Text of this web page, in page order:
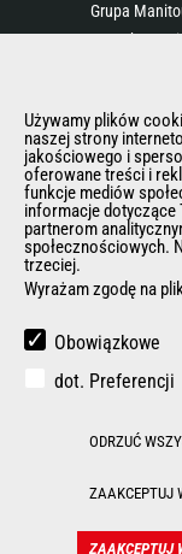
Grupa
Kontakt
Aktualności
Historia
General
Polityka Rodo
INNE STRONY
Manitou Group
Used
Gehl
© 2026
Używamy plików
naszej strony
jakościowego i
oferowane treści i
funkcje mediów
informacje dotyczące
partnerom
społecznościowych.
trzeciej.
Wyrażam zgodę na
Obowiązkowe
dot. Preferencji
ODRZUĆ
ZAAKCEPTUJ
ZAAKCEPTUJ